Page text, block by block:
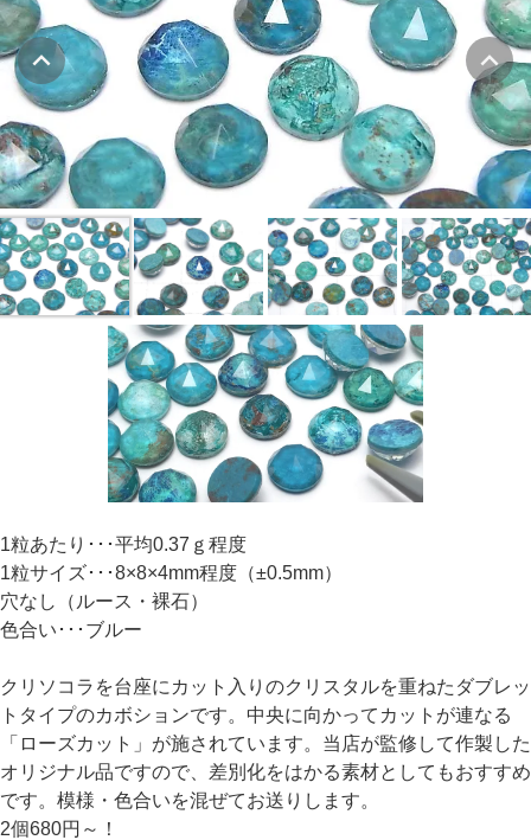
1粒あたり･･･平均0.37ｇ程度
1粒サイズ･･･8×8×4mm程度（±0.5mm）
穴なし（ルース・裸石）
色合い･･･ブルー
クリソコラを台座にカット入りのクリスタルを重ねたダブレッ
トタイプのカボションです。中央に向かってカットが連なる
「ローズカット」が施されています。当店が監修して作製した
オリジナル品ですので、差別化をはかる素材としてもおすすめ
です。模様・色合いを混ぜてお送りします。
2個680円～！